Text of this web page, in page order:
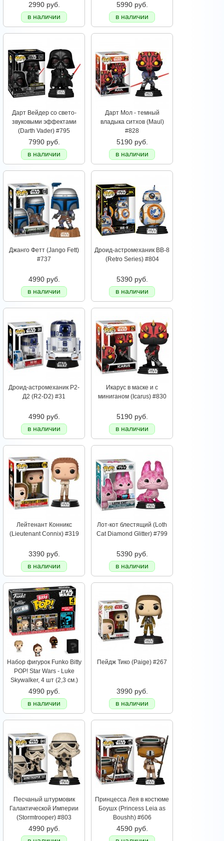
2990 руб.
в наличии
5990 руб.
в наличии
Дарт Вейдер со свето-
звуковыми эффектами
(Darth Vader) #795
7990 руб.
в наличии
Дарт Мол - темный
владыка ситхов (Maul)
#828
5190 руб.
в наличии
Джанго Фетт (Jango Fett)
#737
4990 руб.
в наличии
Дроид-астромеханик BB-8
(Retro Series) #804
5390 руб.
в наличии
Дроид-астромеханик Р2-
Д2 (R2-D2) #31
4990 руб.
в наличии
Икарус в маске и с
миниганом (Icarus) #830
5190 руб.
в наличии
Лейтенант Конникс
(Lieutenant Connix) #319
3390 руб.
в наличии
Лот-кот блестящий (Loth
Cat Diamond Glitter) #799
5390 руб.
в наличии
Набор фигурок Funko Bitty
POP! Star Wars - Luke
Skywalker, 4 шт (2,3 см.)
4990 руб.
в наличии
Пейдж Тико (Paige) #267
3990 руб.
в наличии
Песчаный штурмовик
Галактической Империи
(Stormtrooper) #803
4990 руб.
Принцесса Лея в костюме
Боушх (Princess Leia as
Boushh) #606
4590 руб.